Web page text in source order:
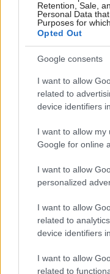
Retention, Sale,
Personal Data
Purposes for
Opted Out
Google consents
I want to allow
related to
device identifiers
I want to allow
Google for online
I want to allow
personalized
I want to allow
related to
device identifiers
I want to allow
related to
Klady tohto projektu
domy sú